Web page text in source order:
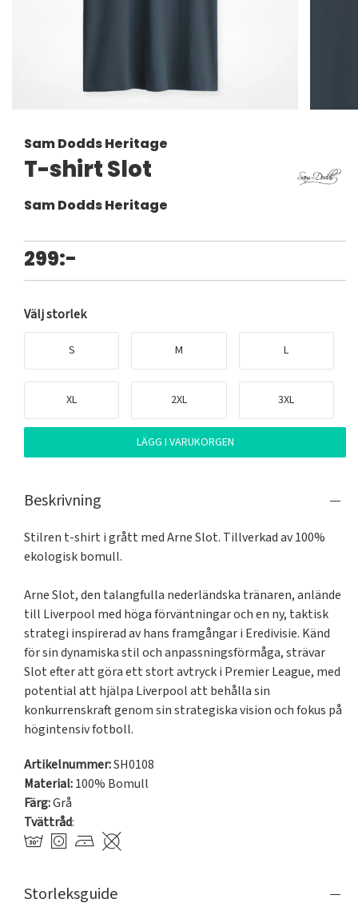
Sam Dodds Heritage
T-shirt Slot
Sam Dodds Heritage
299:-
Välj storlek
S M L
XL 2XL 3XL
LÄGG I VARUKORGEN
Beskrivning
Stilren t-shirt i grått med Arne Slot. Tillverkad av 100%
ekologisk bomull.
Arne Slot, den talangfulla nederländska tränaren, anlände
till Liverpool med höga förväntningar och en ny, taktisk
strategi inspirerad av hans framgångar i Eredivisie. Känd
för sin dynamiska stil och anpassningsförmåga, strävar
Slot efter att göra ett stort avtryck i Premier League, med
potential att hjälpa Liverpool att behålla sin
konkurrenskraft genom sin strategiska vision och fokus på
högintensiv fotboll.
Artikelnummer:SH0108
Material:100% Bomull
Färg:Grå
Tvättråd:
Storleksguide